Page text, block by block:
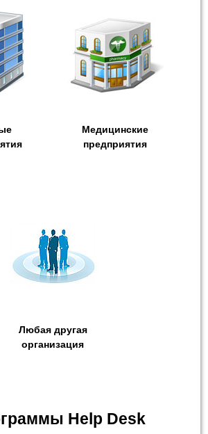
Медицинские
предприятия
Любая другая
организация
Help Desk